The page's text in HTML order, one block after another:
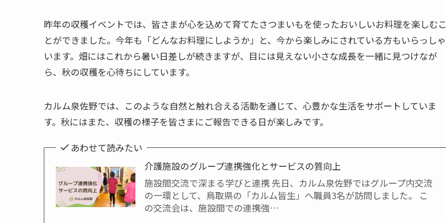
昨年の収穫イベントでは、皆さまが心を込めて育てたさつまいもを使ったおいしいお料理を楽しむ
とができました。今年も「どんなお料理にしようか」と、今から楽しみにされている方もいらっしゃ
います。畑にはこれから暑い日差しが続きますが、目には見えない小さな成長を一緒に見つけなが
ら、秋の収穫を心待ちにしています。
カルム泉佐野では、このような自然と触れ合える活動を通じて、心豊かな生活をサポートしていま
す。秋にはまた、収穫の様子を皆さまにご報告できる日が楽しみです。
あわせて読みたい
介護施設のグループ連携強化とサービスの質向上
施設間交流で深まる学びと連携 先日、カルム泉佐野ではグループ内交流
の一環として、鳥取県の「カルム皆生」へ職員3名が訪問しました。 こ
の交流会は、施設間での連携強…